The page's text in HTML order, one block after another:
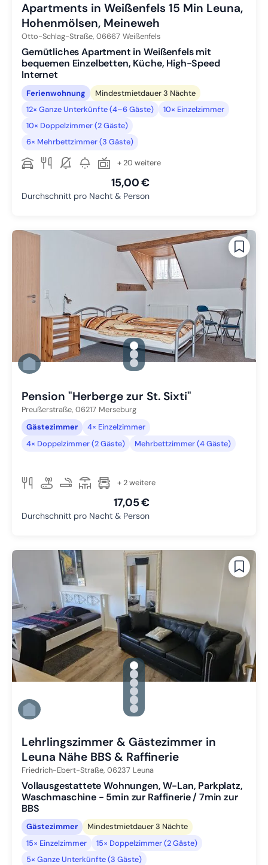
Apartments in Weißenfels 15 Min Leuna,
Hohenmölsen, Meineweh
Otto-Schlag-Straße, 06667 Weißenfels
Gemütliches Apartment in Weißenfels mit
bequemen Einzelbetten, Küche, High-Speed
Internet
Ferienwohnung
Mindestmietdauer 3 Nächte
12× Ganze Unterkünfte (4–6 Gäste)
10× Einzelzimmer
10× Doppelzimmer (2 Gäste)
6× Mehrbettzimmer (3 Gäste)
+ 20 weitere
15,00 €
Durchschnitt pro Nacht & Person
gallery.slide_selector
Zu Slide 1 wechseln
Zu Slide 2 wechseln
Zu Slide 3 wechseln
Pension "Herberge zur St. Sixti"
Preußerstraße, 06217 Merseburg
Gästezimmer
4× Einzelzimmer
4× Doppelzimmer (2 Gäste)
Mehrbettzimmer (4 Gäste)
+ 2 weitere
17,05 €
Durchschnitt pro Nacht & Person
gallery.slide_selector
Zu Slide 1 wechseln
Zu Slide 2 wechseln
Zu Slide 3 wechseln
Zu Slide 4 wechseln
Zu Slide 5 wechseln
Zu Slide 6 wechseln
Lehrlingszimmer & Gästezimmer in
Leuna Nähe BBS & Raffinerie
Friedrich-Ebert-Straße, 06237 Leuna
Vollausgestattete Wohnungen, W-Lan, Parkplatz,
Waschmaschine - 5min zur Raffinerie / 7min zur
BBS
Gästezimmer
Mindestmietdauer 3 Nächte
15× Einzelzimmer
15× Doppelzimmer (2 Gäste)
5× Ganze Unterkünfte (3 Gäste)